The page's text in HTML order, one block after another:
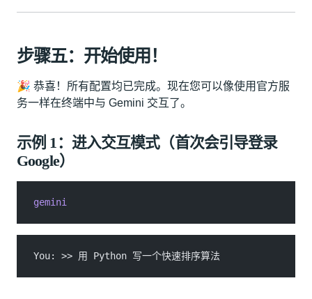
步骤五：开始使用！
🎉 恭喜！所有配置均已完成。现在您可以像使用官方服
务一样在终端中与 Gemini 交互了。
示例 1：进入交互模式（首次会引导登录
Google）
gemini
You: >> 用 Python 写一个快速排序算法